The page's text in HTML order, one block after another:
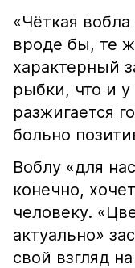
«Чёткая
вроде бы, те
характерный
рыбки, что и у
разжигается
больно
Воблу «для
конечно,
человеку.
актуально»
свой взгляд